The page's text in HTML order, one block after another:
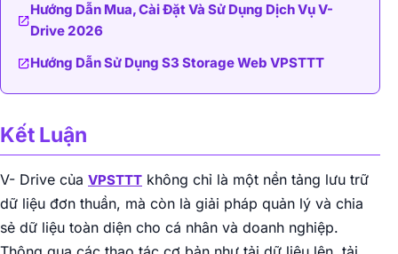
Hướng Dẫn Mua, Cài Đặt Và Sử Dụng Dịch Vụ V-
Drive 2026
Hướng Dẫn Sử Dụng S3 Storage Web VPSTTT
Kết Luận
V- Drive của VPSTTT không chỉ là một nền tảng lưu trữ
dữ liệu đơn thuần, mà còn là giải pháp quản lý và chia
sẻ dữ liệu toàn diện cho cá nhân và doanh nghiệp.